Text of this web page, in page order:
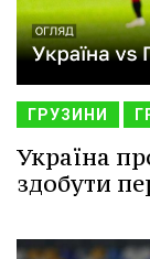
ГРУЗИНИ
Україна
здобути